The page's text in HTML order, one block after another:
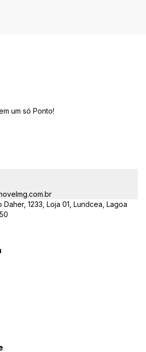
um só Ponto!
1233, Loja 01, Lundcea, Lagoa